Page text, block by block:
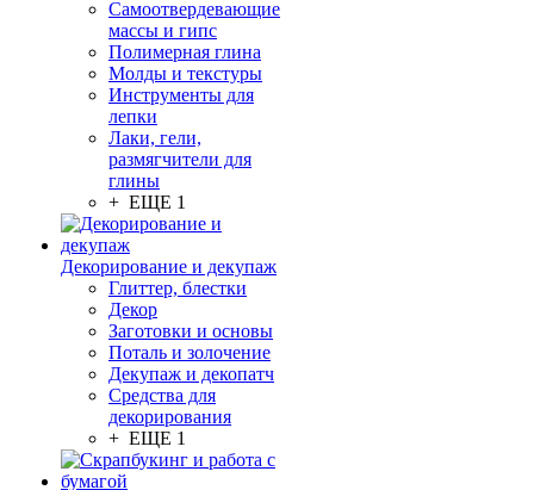
Самоотвердевающие
массы и гипс
Полимерная глина
Молды и текстуры
Инструменты для
лепки
Лаки, гели,
размягчители для
глины
+ ЕЩЕ 1
Декорирование и декупаж
Глиттер, блестки
Декор
Заготовки и основы
Поталь и золочение
Декупаж и декопатч
Средства для
декорирования
+ ЕЩЕ 1